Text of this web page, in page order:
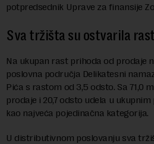
potpredsednik Uprave za finansije
Sva tržišta su ostvarila rast
Na ukupan rast prihoda od prodaje
poslovna područja Delikatesni
Pića s rastom od 3,5 odsto. Sa 71,0
prodaje i 20,7 odsto udela u
kao najveća pojedinačna kategorija.
U distributivnom poslovanju sva